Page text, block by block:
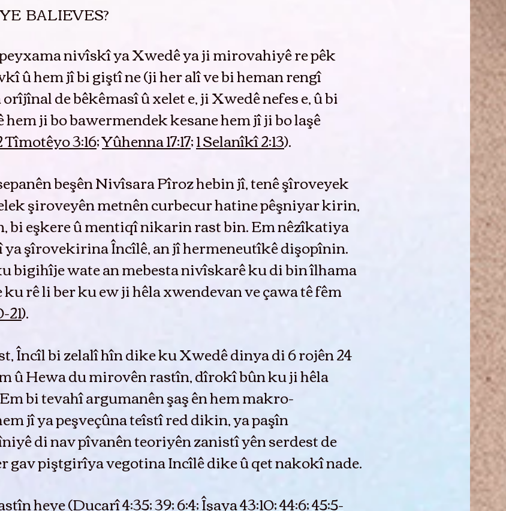
BALIEVES?
nivîskî ya Xwedê ya ji mirovahiyê re pêk
û hem jî bi giştî ne (ji her alî ve bi heman rengî
de bêkêmasî û xelet e, ji Xwedê nefes e, û bi
ji bo bawermendek kesane hem jî ji bo laşê
Tîmotêyo 3:16;Yûhenna 17:17;1 Selanîkî 2:13).
beşên Nivîsara Pîroz hebin jî, tenê şîroveyek
şiroveyên metnên curbecur hatine pêşniyar kirin,
bi eşkere û mentiqî nikarin rast bin. Em nêzîkatiya
şîrovekirina Încîlê, an jî hermeneutîkê dişopînin.
bigihîje wate an mebesta nivîskarê ku di bin îlhama
rê li ber ku ew ji hêla xwendevan ve çawa tê fêm
21).
Încîl bi zelalî hîn dike ku Xwedê dinya di 6 rojên 24
û Hewa du mirovên rastîn, dîrokî bûn ku ji hêla
bi tevahî argumanên şaş ên hem makro-
jî ya peşveçûna teîstî red dikin, ya paşîn
di nav pîvanên teoriyên zanistî yên serdest de
gav piştgirîya vegotina Incîlê dike û qet nakokî nade.
heye (Ducarî 4:35;39;6:4;Îşaya 43:10;44:6;45:5-